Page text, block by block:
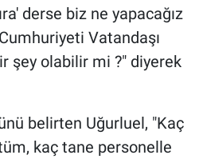
derse biz ne yapacağız
Vatandaşı
şey olabilir mi ?" diyerek
belirten Uğurluel, "Kaç
kaç tane personelle